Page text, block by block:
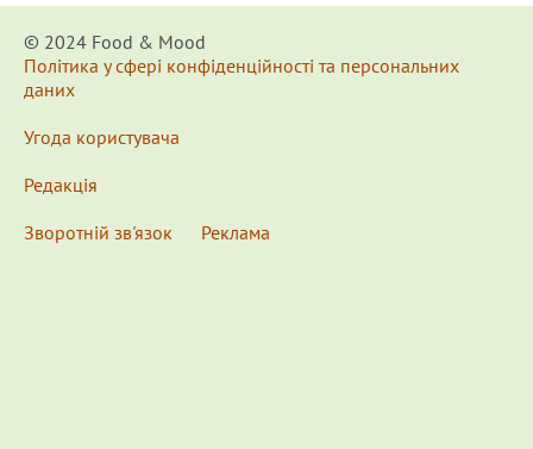
© 2024 Food & Мood
Політика у сфері конфіденційності та персональних
даних
Угода користувача
Редакція
Зворотній зв'язок
Реклама